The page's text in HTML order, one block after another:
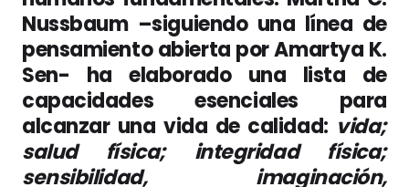
Nussbaum –siguiendo una línea de
pensamiento abierta por Amartya K.
Sen- ha elaborado una lista de
capacidades esenciales para
alcanzar una vida de calidad: vida;
salud física; integridad física;
sensibilidad, imaginación,